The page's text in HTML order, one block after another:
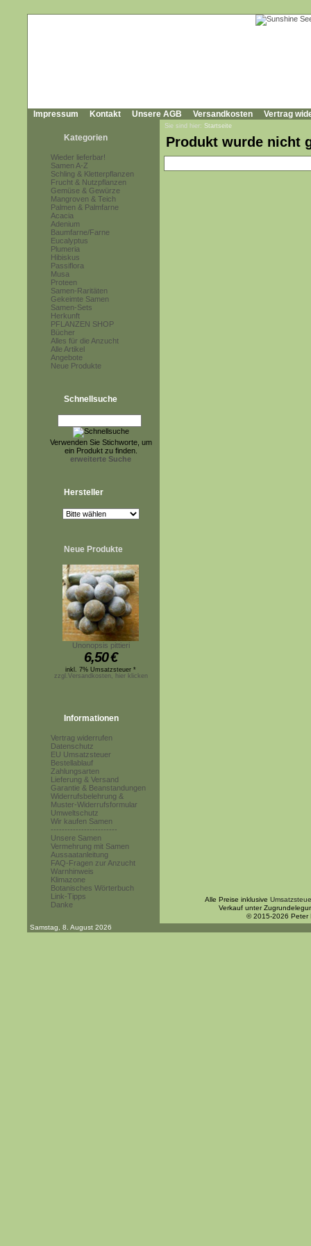
Impressum Kontakt Unsere AGB Versandkosten Vertrag
Kategorien
Wieder lieferbar!
Samen A-Z
Schling & Kletterpflanzen
Frucht & Nutzpflanzen
Gemüse & Gewürze
Mangroven & Teich
Palmen & Palmfarne
Acacia
Adenium
Baumfarne/Farne
Eucalyptus
Plumeria
Hibiskus
Passiflora
Musa
Proteen
Samen-Raritäten
Gekeimte Samen
Samen-Sets
Herkunft
PFLANZEN SHOP
Bücher
Alles für die Anzucht
Alle Artikel
Angebote
Neue Produkte
Schnellsuche
Verwenden Sie Stichworte, um
ein Produkt zu finden.
erweiterte Suche
Hersteller
Neue Produkte
Unonopsis pittieri
6,50€
inkl. 7% Umsatzsteuer *
zzgl.Versandkosten, hier klicken
Informationen
Vertrag widerrufen
Datenschutz
EU Umsatzsteuer
Bestellablauf
Zahlungsarten
Lieferung & Versand
Garantie & Beanstandungen
Widerrufsbelehrung &
Muster-Widerrufsformular
Umweltschutz
Wir kaufen Samen
------------------------
Unsere Samen
Vermehrung mit Samen
Aussaatanleitung
FAQ-Fragen zur Anzucht
Warnhinweis
Klimazone
Botanisches Wörterbuch
Link-Tipps
Danke
Sie sind hier: Startseite
Produkt wurde nicht
Alle Preise inklusive
Verkauf unter
© 2015-2026 Peter
Samstag, 8. August 2026